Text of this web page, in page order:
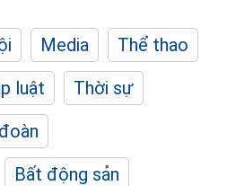
Media
Thể thao
luật
Thời sự
Bất động sản